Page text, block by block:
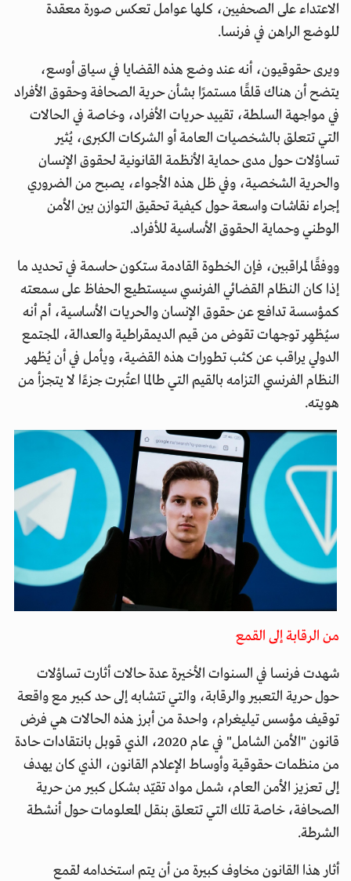
الاعتداء على الصحفيين، كلها عوامل تعكس صورة معقدة
للوضع الراهن في فرنسا.
ويرى حقوقيون، أنه عند وضع هذه القضايا في سياق أوسع،
يتضح أن هناك قلقًا مستمرًا بشأن حرية الصحافة وحقوق الأفراد
في مواجهة السلطة، تقييد حريات الأفراد، وخاصة في الحالات
التي تتعلق بالشخصيات العامة أو الشركات الكبرى، يُثير
تساؤلات حول مدى حماية الأنظمة القانونية لحقوق الإنسان
والحرية الشخصية، وفي ظل هذه الأجواء، يصبح من الضروري
إجراء نقاشات واسعة حول كيفية تحقيق التوازن بين الأمن
الوطني وحماية الحقوق الأساسية للأفراد.
ووفقًا لمراقبين، فإن الخطوة القادمة ستكون حاسمة في تحديد ما
إذا كان النظام القضائي الفرنسي سيستطيع الحفاظ على سمعته
كمؤسسة تدافع عن حقوق الإنسان والحريات الأساسية، أم أنه
سيُظهِر توجهات تقوض من قيم الديمقراطية والعدالة، المجتمع
الدولي يراقب عن كثب تطورات هذه القضية، ويأمل في أن يُظهر
النظام الفرنسي التزامه بالقيم التي طالما اعتُبرت جزءًا لا يتجزأ من
هويته.
من الرقابة إلى القمع
شهدت فرنسا في السنوات الأخيرة عدة حالات أثارت تساؤلات
حول حرية التعبير والرقابة، والتي تتشابه إلى حد كبير مع واقعة
توقيف مؤسس تيليغرام، واحدة من أبرز هذه الحالات هي فرض
قانون "الأمن الشامل" في عام 2020، الذي قوبل بانتقادات حادة
من منظمات حقوقية وأوساط الإعلام القانون، الذي كان يهدف
إلى تعزيز الأمن العام، شمل مواد تقيّد بشكل كبير من حرية
الصحافة، خاصة تلك التي تتعلق بنقل المعلومات حول أنشطة
الشرطة.
أثار هذا القانون مخاوف كبيرة من أن يتم استخدامه لقمع